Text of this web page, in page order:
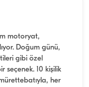
motoryat,
Doğum günü,
gibi özel
seçenek. 10 kişilik
her